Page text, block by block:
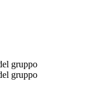
gruppo
gruppo